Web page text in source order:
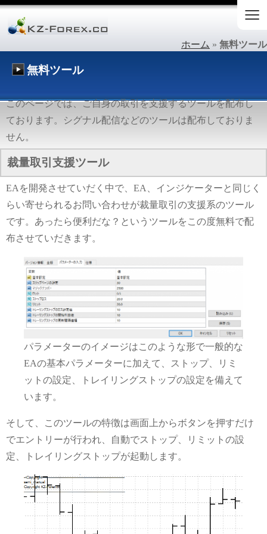
≡
ホーム » 無料ツール
無料ツール
このページでは、ご自身の取引を支援するツールを配布し
ております。シグナル配信などのツールは配布しておりま
せん。
裁量取引支援ツール
EAを開発させていだく中で、EA、インジケーターと同じく
らい寄せられるお問い合わせが裁量取引の支援系のツール
です。あったら便利だな？というツールをこの度無料で配
布させていだきます。
パラメーターのイメージはこのような形で一般的な
EAの基本パラメーターに加えて、ストップ、リミ
ットの設定、トレイリングストップの設定を備えて
います。
そして、このツールの特徴は画面上からボタンを押すだけ
でエントリーが行われ、自動でストップ、リミットの設
定、トレイリングストップが起動します。